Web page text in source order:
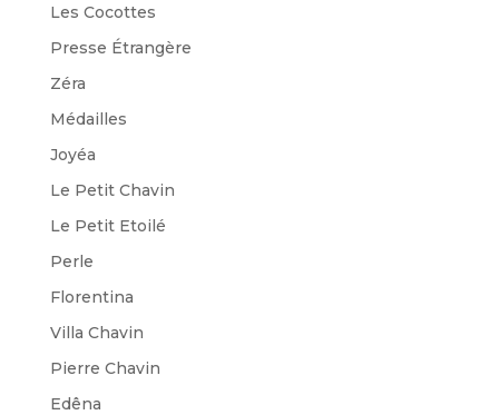
Les Cocottes
Presse Étrangère
Zéra
Médailles
Joyéa
Le Petit Chavin
Le Petit Etoilé
Perle
Florentina
Villa Chavin
Pierre Chavin
Edêna